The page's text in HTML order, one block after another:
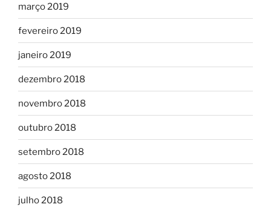
março 2019
fevereiro 2019
janeiro 2019
dezembro 2018
novembro 2018
outubro 2018
setembro 2018
agosto 2018
julho 2018